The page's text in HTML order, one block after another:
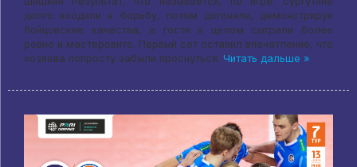
долго входили в борьбу, потом догоняли, демонстрируя
бойцовские качества, а гости в целом сыграли более
ровно и мастеровито. Первый сет оставил впечатление, что
хозяева попросту забыли проснуться: Читать дальше »